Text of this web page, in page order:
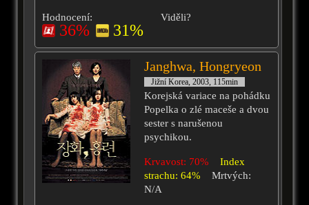
Hodnocení:
36% 31%
Viděli?
Janghwa, Hongryeon
Jižní Korea, 2003, 115min
Korejská variace na pohádku
Popelka o zlé maceše a dvou
sester s narušenou
psychikou.
Krvavost: 70%
Index
strachu: 64%
Mrtvých:
N/A